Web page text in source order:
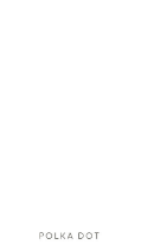
可透過四大超商／
。
取消訂單，請聯絡
需透過AFTEE先享
示為準，若有關於
「AFTEE先享後付
home